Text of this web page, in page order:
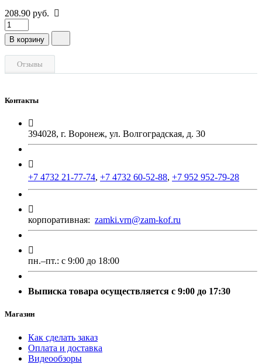
208.90 руб.
В корзину
Отзывы
Контакты
394028, г. Воронеж, ул. Волгоградская, д. 30
+7 4732 21-77-74, +7 4732 60-52-88, +7 952 952-79-28
корпоративная: zamki.vrn@zam-kof.ru
пн.–пт.: с 9:00 до 18:00
Выписка товара осуществляется с 9:00 до 17:30
Магазин
Как сделать заказ
Оплата и доставка
Видеообзоры